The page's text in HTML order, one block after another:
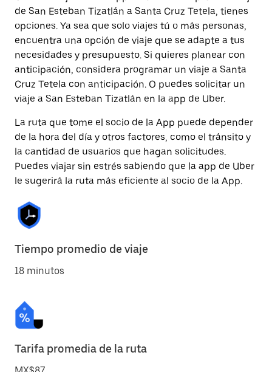
de San Esteban Tizatlán a Santa Cruz Tetela, tienes
opciones. Ya sea que solo viajes tú o más personas,
encuentra una opción de viaje que se adapte a tus
necesidades y presupuesto. Si quieres planear con
anticipación, considera programar un viaje a Santa
Cruz Tetela con anticipación. O puedes solicitar un
viaje a San Esteban Tizatlán en la app de Uber.
La ruta que tome el socio de la App puede depender
de la hora del día y otros factores, como el tránsito y
la cantidad de usuarios que hagan solicitudes.
Puedes viajar sin estrés sabiendo que la app de Uber
le sugerirá la ruta más eficiente al socio de la App.
Tiempo promedio de viaje
18 minutos
Tarifa promedia de la ruta